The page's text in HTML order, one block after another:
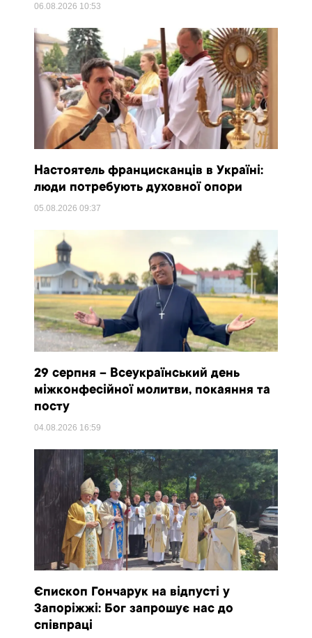
06.08.2026 10:53
Настоятель францисканців в Україні:
люди потребують духовної опори
05.08.202609:37
29 серпня – Всеукраїнський день
міжконфесійної молитви, покаяння та
посту
04.08.2026 16:59
Єпископ Гончарук на відпусті у
Запоріжжі: Бог запрошує нас до
співпраці